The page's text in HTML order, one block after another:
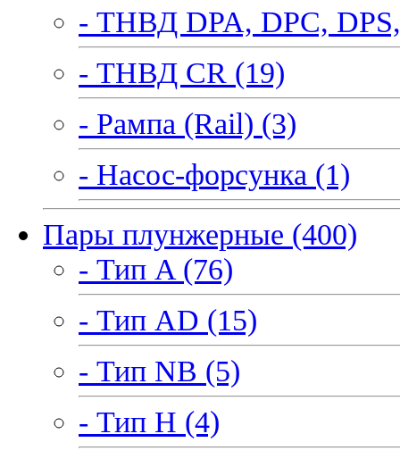
- ТНВД DPA, DPC,
- ТНВД CR (19)
- Рампа (Rail) (3)
- Насос-форсунка (1)
Пары плунжерные (400)
- Тип A (76)
- Тип AD (15)
- Тип NB (5)
- Тип H (4)